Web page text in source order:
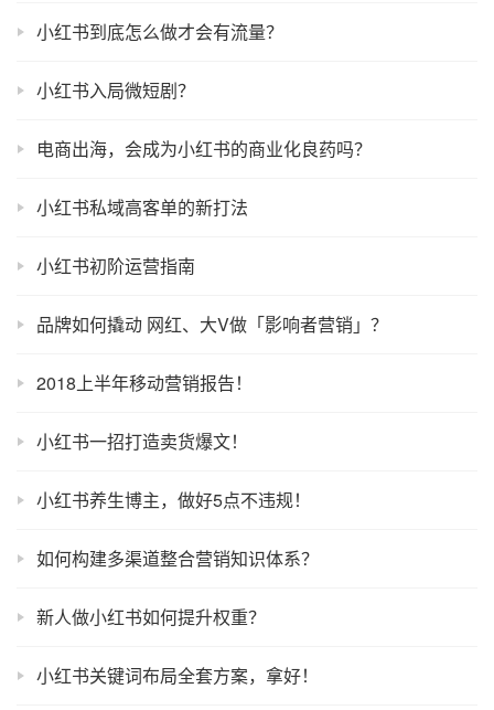
小红书到底怎么做才会有流量？
小红书入局微短剧？
电商出海，会成为小红书的商业化良药吗？
小红书私域高客单的新打法
小红书初阶运营指南
品牌如何撬动 网红、大V做「影响者营销」？
2018上半年移动营销报告！
小红书一招打造卖货爆文！
小红书养生博主，做好5点不违规！
如何构建多渠道整合营销知识体系？
新人做小红书如何提升权重？
小红书关键词布局全套方案，拿好！